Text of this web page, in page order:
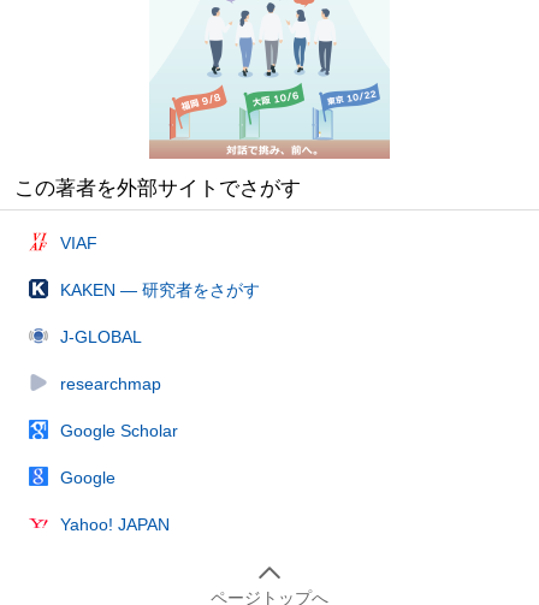
この著者を外部サイトでさがす
VIAF
KAKEN — 研究者をさがす
J-GLOBAL
researchmap
Google Scholar
Google
Yahoo! JAPAN
ページトップへ